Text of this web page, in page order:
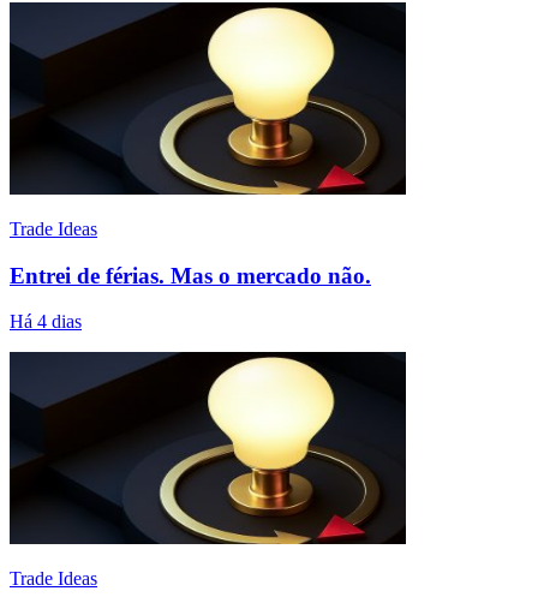
Trade Ideas
Entrei de férias. Mas o mercado não.
Há 4 dias
Trade Ideas